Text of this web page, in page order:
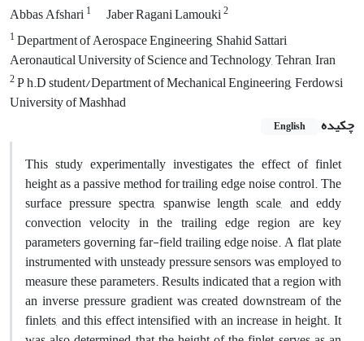
Abbas Afshari1 Jaber Ragani Lamouki2
1Department of Aerospace Engineering, Shahid Sattari
Aeronautical University of Science and Technology, Tehran, Iran
2P h.D student/Department of Mechanical Engineering, Ferdowsi
University of Mashhad
چکیده
English
This study experimentally investigates the effect of finlet
height as a passive method for trailing edge noise control. The
surface pressure spectra, spanwise length scale, and eddy
convection velocity in the trailing edge region are key
parameters governing far-field trailing edge noise. A flat plate
instrumented with unsteady pressure sensors was employed to
measure these parameters. Results indicated that a region with
an inverse pressure gradient was created downstream of the
finlets, and this effect intensified with an increase in height. It